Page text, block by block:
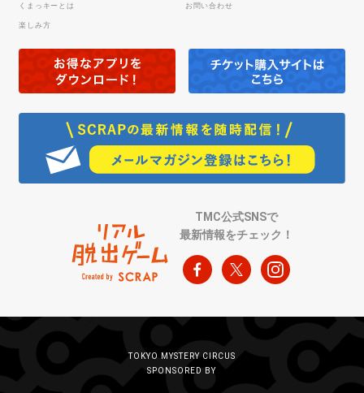
くまっキーとは
楽しみ方
お問い合わせ
TMC公式SNSで
最新情報をチェック！
TOKYO MYSTERY CIRCUS
SPONSORED BY